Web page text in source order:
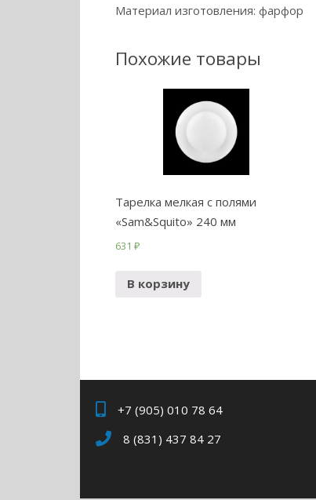
Материал изготовления: фарфор
Похожие товары
Тарелка мелкая с полями
«Sam&Squito» 240 мм
631 ₽
В корзину
+7 (905) 010 78 64
8 (831) 437 84 27